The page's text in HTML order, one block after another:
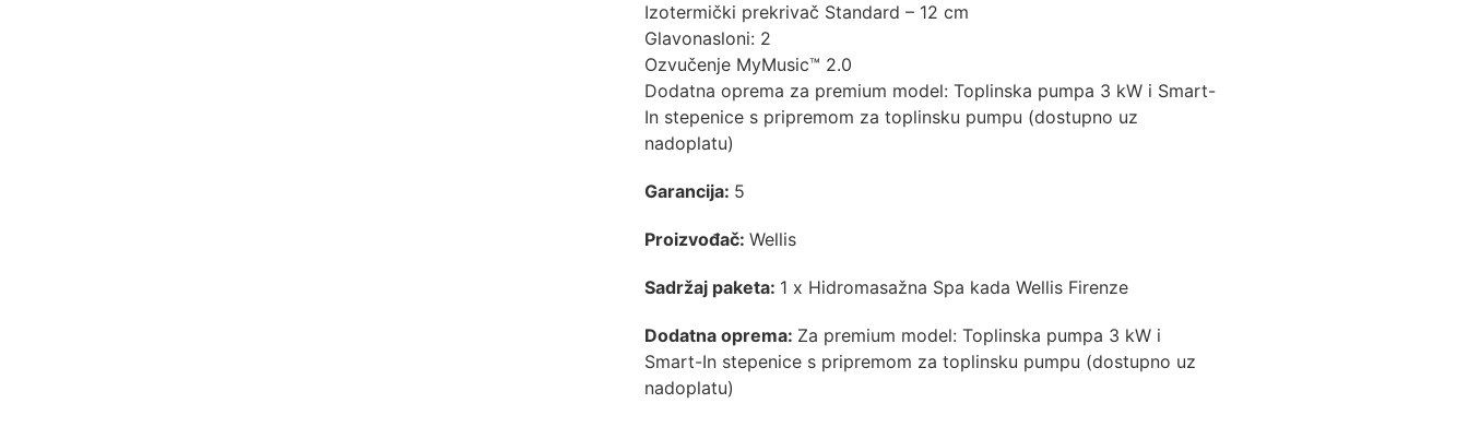
Izotermički prekrivač Standard – 12 cm
Glavonasloni: 2
Ozvučenje MyMusic™ 2.0
Dodatna oprema za premium model: Toplinska pumpa 3 kW i Smart-
In stepenice s pripremom za toplinsku pumpu (dostupno uz
nadoplatu)
Garancija: 5
Proizvođač: Wellis
Sadržaj paketa: 1 x Hidromasažna Spa kada Wellis Firenze
Dodatna oprema: Za premium model: Toplinska pumpa 3 kW i
Smart-In stepenice s pripremom za toplinsku pumpu (dostupno uz
nadoplatu)